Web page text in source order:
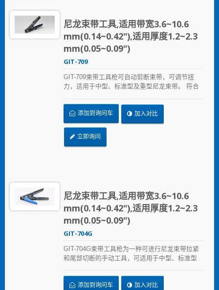
尼龙束带工具,适用带宽3.6~10.6
mm(0.14~0.42"),适用厚度1.2~2.3
mm(0.05~0.09")
GIT-709
GIT-709束带工具枪可自动剪断束带，可调节扭
力，适用于中型、标准型及重型尼龙束带。 符合
设计，压剪一次完成。可依客户需求订制颜色及
刻印品牌Logo。钢构一体式机身设计，更为耐用
及可靠。 CE, RoHS等认证，并拥有多国发明专利
申请。
添加到询问车 加入对比
立即询问
尼龙束带工具,适用带宽3.6~10.6
mm(0.14~0.42"),适用厚度1.2~2.3
mm(0.05~0.09")
GIT-704G
GIT-704G束带工具枪为一种可进行尼龙束带拉紧
和尾部切断的手动工具，可适用于中型、标准型
仍维持一致的强度，并具符合人体工学的防滑缓
冲手柄。允许拉伸强度从40磅到175磅。
添加到询问车 加入对比